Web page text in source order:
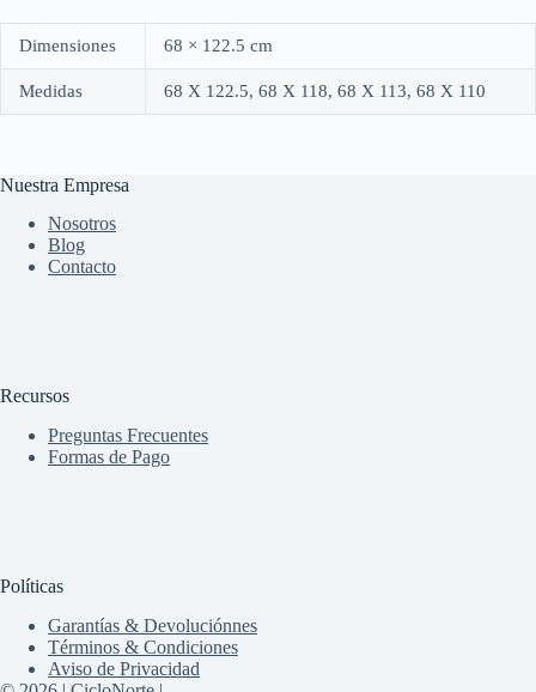
Dimensiones 68 × 122.5 cm
Medidas 68 X 122.5, 68 X 118, 68 X 113, 68 X 110
Nuestra Empresa
Nosotros
Blog
Contacto
Recursos
Preguntas Frecuentes
Formas de Pago
Políticas
Garantías & Devoluciónnes
Términos & Condiciones
Aviso de Privacidad